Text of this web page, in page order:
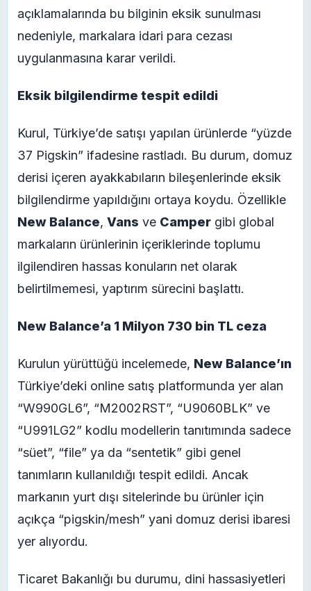
açıklamalarında bu bilginin eksik sunulması
nedeniyle, markalara idari para cezası
uygulanmasına karar verildi.
Eksik bilgilendirme tespit edildi
Kurul, Türkiye’de satışı yapılan ürünlerde “yüzde
37 Pigskin” ifadesine rastladı. Bu durum, domuz
derisi içeren ayakkabıların bileşenlerinde eksik
bilgilendirme yapıldığını ortaya koydu. Özellikle
New Balance, Vans ve Camper gibi global
markaların ürünlerinin içeriklerinde toplumu
ilgilendiren hassas konuların net olarak
belirtilmemesi, yaptırım sürecini başlattı.
New Balance’a 1 Milyon 730 bin TL ceza
Kurulun yürüttüğü incelemede, New Balance’ın
Türkiye’deki online satış platformunda yer alan
“W990GL6”, “M2002RST”, “U9060BLK” ve
“U991LG2” kodlu modellerin tanıtımında sadece
“süet”, “file” ya da “sentetik” gibi genel
tanımların kullanıldığı tespit edildi. Ancak
markanın yurt dışı sitelerinde bu ürünler için
açıkça “pigskin/mesh” yani domuz derisi ibaresi
yer alıyordu.
Ticaret Bakanlığı bu durumu, dini hassasiyetleri